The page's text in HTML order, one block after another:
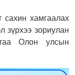
хамгаалах
зүрхээ зориулан
Олон улсын